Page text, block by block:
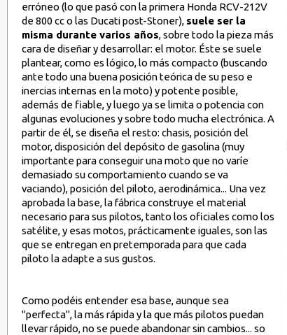
erróneo (lo que pasó con la primera Honda RCV-212V
de 800 cc o las Ducati post-Stoner), suele ser la
misma durante varios años, sobre todo la pieza más
cara de diseñar y desarrollar: el motor. Éste se suele
plantear, como es lógico, lo más compacto (buscando
ante todo una buena posición teórica de su peso e
inercias internas en la moto)y potente posible,
además de fiable, y luego ya se limita o potencia con
algunas evoluciones y sobre todo mucha electrónica. A
partir de él, se diseña el resto: chasis, posición del
motor, disposición del depósito de gasolina (muy
importante para conseguir una moto que no varíe
demasiado su comportamiento cuando se va
vaciando), posición del piloto, aerodinámica... Una vez
aprobada la base, la fábrica construye el material
necesario para sus pilotos, tanto los oficiales como los
satélite, y esas motos, prácticamente iguales, son las
que se entregan en pretemporada para que cada
piloto la adapte a sus gustos.
Como podéis entender esa base, aunque sea
"perfecta", la más rápida y la que más pilotos puedan
llevar rápido, no se puede abandonar sin cambios... so